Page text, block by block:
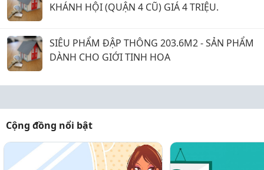
KHÁNH HỘI (QUẬN 4 CŨ) GIÁ 4 TRIỆU.
SIÊU PHẨM ĐẬP THÔNG 203.6M2 - SẢN PHẨM
DÀNH CHO GIỚI TINH HOA
Cộng đồng nổi bật